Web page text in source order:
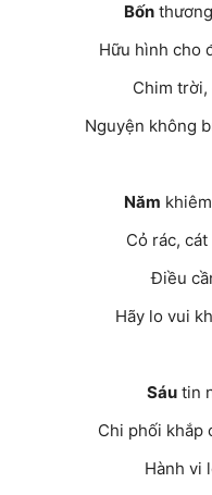
Bốn
Hữu hình cho
Chim
Nguyện không
Năm
Cỏ rác,
Điều
Hãy lo vui
Sáutin
Chi phối khắp
Hành vi